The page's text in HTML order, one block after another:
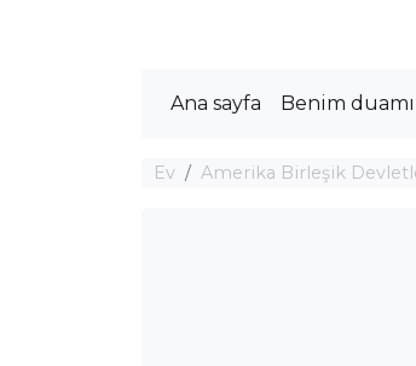
Ana sayfa Benim duamı
Ev Amerika Birleşik